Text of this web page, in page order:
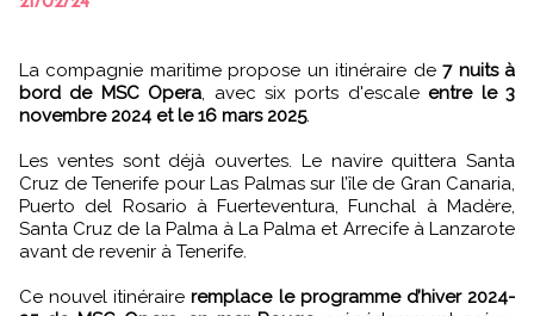
La compagnie maritime propose un itinéraire de7 nuits à
bord de MSC Opera , avec six ports d'escale entre le 3
novembre 2024 et le 16 mars 2025.
Les ventes sont déjà ouvertes. Le navire quittera Santa
Cruz de Tenerife pour Las Palmas sur l’île de Gran Canaria,
Puerto del Rosario à Fuerteventura, Funchal à Madère,
Santa Cruz de la Palma à La Palma et Arrecife à Lanzarote
avant de revenir à Tenerife.
Ce nouvel itinéraireremplace le programme d’hiver 2024-